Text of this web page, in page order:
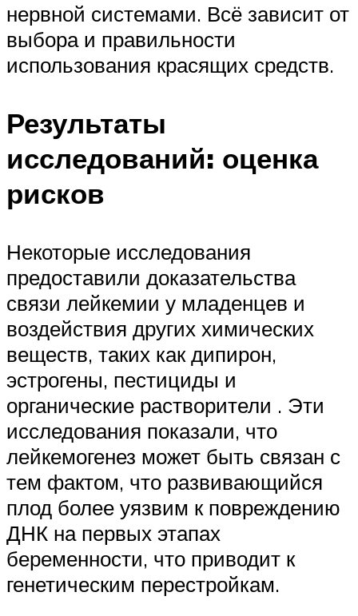
нервной системами. Всё зависит от
выбора и правильности
использования красящих средств.
Результаты
исследований: оценка
рисков
Некоторые исследования
предоставили доказательства
связи лейкемии у младенцев и
воздействия других химических
веществ, таких как дипирон,
эстрогены, пестициды и
органические растворители . Эти
исследования показали, что
лейкемогенез может быть связан с
тем фактом, что развивающийся
плод более уязвим к повреждению
ДНК на первых этапах
беременности, что приводит к
генетическим перестройкам.